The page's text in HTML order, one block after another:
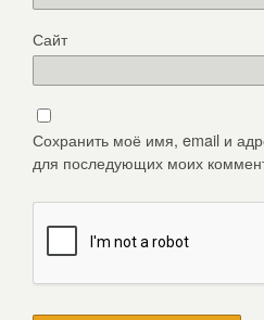
Сайт
Сохранить моё имя, email и
для последующих моих